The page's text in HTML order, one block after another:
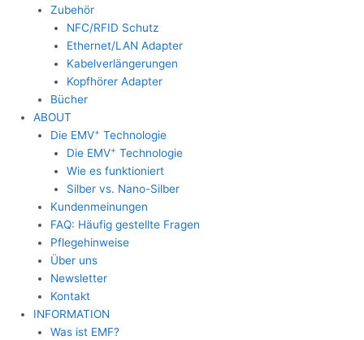
Zubehör
NFC/RFID Schutz
Ethernet/LAN Adapter
Kabelverlängerungen
Kopfhörer Adapter
Bücher
ABOUT
Die EMV+ Technologie
Die EMV+ Technologie
Wie es funktioniert
Silber vs. Nano-Silber
Kundenmeinungen
FAQ: Häufig gestellte Fragen
Pflegehinweise
Über uns
Newsletter
Kontakt
INFORMATION
Was ist EMF?